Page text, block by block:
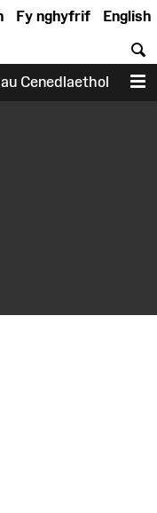
English
Fy nghyfrif
Cenedlaethol